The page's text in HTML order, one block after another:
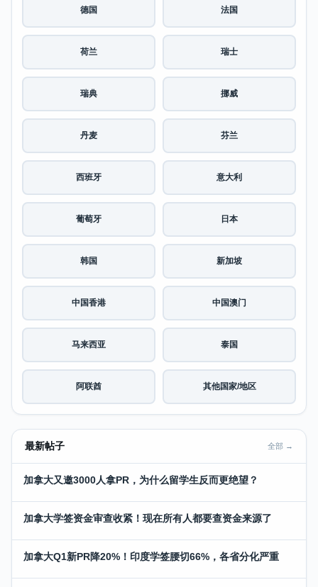
德国 法国
荷兰 瑞士
瑞典 挪威
丹麦 芬兰
西班牙 意大利
葡萄牙 日本
韩国 新加坡
中国香港 中国澳门
马来西亚 泰国
阿联酋 其他国家/地区
最新帖子 全部 →
加拿大又邀3000人拿PR，为什么留学生反而更绝望？
加拿大学签资金审查收紧！现在所有人都要查资金来源了
加拿大Q1新PR降20%！印度学签腰切66%，各省分化严重